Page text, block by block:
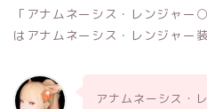
「アナムネーシス・レンジャ
はアナムネーシス・レンジャー
アナムネーシス・